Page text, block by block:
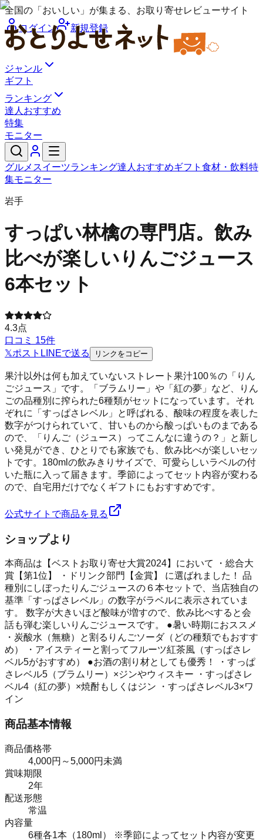
全国の「おいしい」が集まる、お取り寄せレビューサイト
ログイン
新規登録
ジャンル
ギフト
ランキング
達人おすすめ
特集
モニター
グルメ スイーツランキング達人おすすめギフト 食材・飲料特
集モニター
岩手
すっぱい林檎の専門店。 飲み
比べが楽しいりんごジュース
6本セット
4.3点
口コミ 15件
𝕏ポスト LINEで送る リンクをコピー
果汁以外は何も加えていないストレート果汁100％の「りん
ごジュース」です。「ブラムリー」や「紅の夢」など、りん
ごの品種別に搾られた6種類がセットになっています。それ
ぞれに「すっぱさレベル」と呼ばれる、酸味の程度を表した
数字がつけられていて、甘いものから酸っぱいものまである
ので、「りんご（ジュース）ってこんなに違うの？」と新し
い発見ができ、ひとりでも家族でも、飲み比べが楽しいセッ
トです。180mlの飲みきりサイズで、可愛らしいラベルの付
いた瓶に入って届きます。季節によってセット内容が変わる
ので、自宅用だけでなくギフトにもおすすめです。
公式サイトで商品を見る
ショップより
本商品は【ベストお取り寄せ大賞2024】において ・総合大
賞【第1位】 ・ドリンク部門【金賞】 に選ばれました！ 品
種別にしぼったりんごジュースの６本セットで、当店独自の
基準「すっぱさレベル」の数字がラベルに表示されていま
す。 数字が大きいほど酸味が増すので、飲み比べすると会
話も弾む楽しいりんごジュースです。 ●暑い時期におススメ
・炭酸水（無糖）と割るりんごソーダ（どの種類でもおすす
め） ・アイスティーと割ってフルーツ紅茶風（すっぱさレ
ベル5がおすすめ） ●お酒の割り材としても優秀！ ・すっぱ
さレベル5（ブラムリー）×ジンやウィスキー ・すっぱさレ
ベル4（紅の夢）×焼酎もしくはジン ・すっぱさレベル3×ワ
イン
商品基本情報
商品価格帯
4,000円～5,000円未満
賞味期限
2年
配送形態
常温
内容量
6種各1本（180ml） ※季節によってセット内容が変更